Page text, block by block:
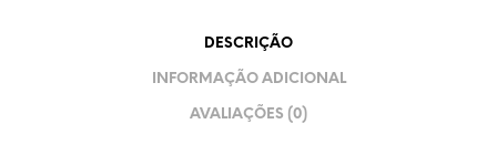
DESCRIÇÃO
INFORMAÇÃO ADICIONAL
AVALIAÇÕES (0)